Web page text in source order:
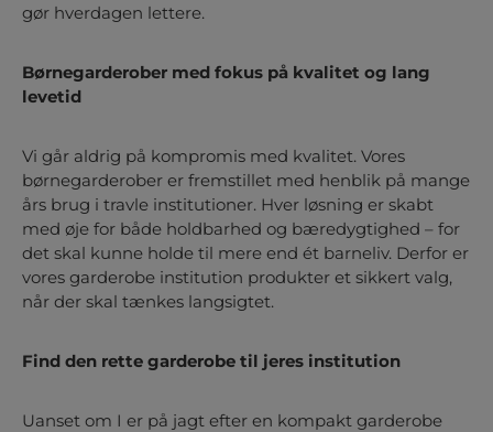
gør hverdagen lettere.
Børnegarderober med fokus på kvalitet og lang
levetid
Vi går aldrig på kompromis med kvalitet. Vores
børnegarderober er fremstillet med henblik på mange
års brug i travle institutioner. Hver løsning er skabt
med øje for både holdbarhed og bæredygtighed – for
det skal kunne holde til mere end ét barneliv. Derfor er
vores garderobe institution produkter et sikkert valg,
når der skal tænkes langsigtet.
Find den rette garderobe til jeres institution
Uanset om I er på jagt efter en kompakt garderobe